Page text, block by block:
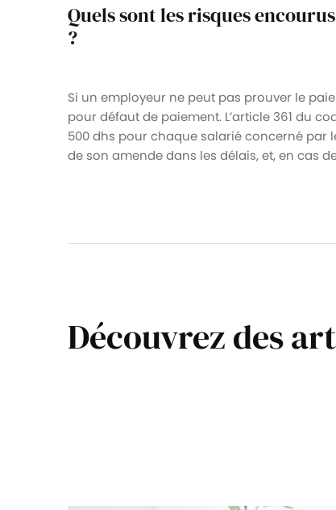
Quels sont les risques
?
Si un employeur ne peut pas prouver le
pour défaut de paiement. L’article 361 du
500 dhs pour chaque salarié concerné par
de son amende dans les délais, et, en cas
Découvrez des